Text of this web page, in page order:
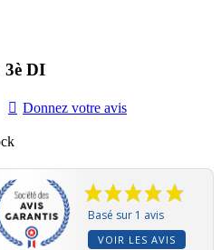
3è DI
Donnez votre avis
Basé sur 1 avis
VOIR LES AVIS